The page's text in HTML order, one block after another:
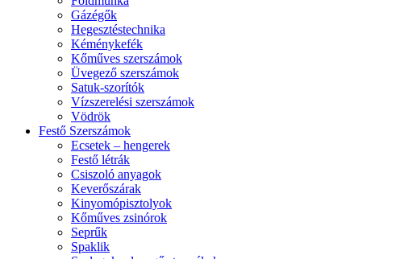
Gázégők
Hegesztéstechnika
Kéménykefék
Kőműves szerszámok
Üvegező szerszámok
Satuk-szorítók
Vízszerelési szerszámok
Vödrök
Festő Szerszámok
Ecsetek – hengerek
Festő létrák
Csiszoló anyagok
Keverőszárak
Kinyomópisztolyok
Kőműves zsinórok
Seprűk
Spaklik